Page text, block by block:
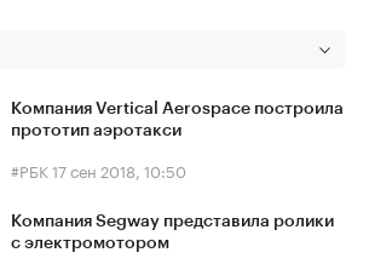
Компания Vertical Aerospace построила
прототип аэротакси
#РБК17 сен 2018, 10:50
Компания Segway представила ролики
с электромотором